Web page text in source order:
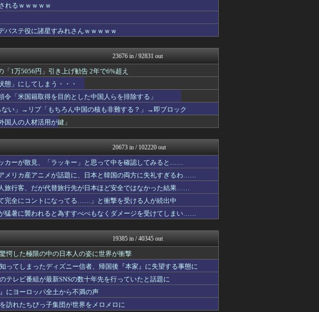
らしています
元が違うと話題に
おたくみくす 声優まとめ
クで涙… 見逃してい...
watch＠２ちゃんねる
資格ちゃんねる
果ｗｗｗｗｗｗｗ...
えっ!?またここのサイト?
ぐら速 -声優まとめ速報-
軍国主義と批判！
軍事・ミリタリー速報☆彡
を追跡中、公表まで...
まとめたニュース
いたしん！
2...
虎速
ヨナラ！破竹の8連...
わーすぽ 海外の反応
億円で加入
れぐらい打ってほし...
おうまがタイムズ
ニ、ネオジオミニ
カンダタ速報
妹はVIPPER
個も届いてしまい...
かぞくちゃんねる
ｗｗ
ぴこ速(〃'∇'〃)？
ミニ、ネオジオミニ...
げぇ速
あらまめ2ch
電気になったな
原神速報 | GENSHI...
育児板拾い読み
る事が分かっ...
うwwwwwwww...
キニ速
てる。いくら税金払っ...
アルファルファモザイク＠ネ...
・...
スターライト速報 -遊戯王...
ぶる速-VIP
９６０人の観客が国...
ネラーボイス
コレwwww
キスログ
れるｗｗｗｗｗ
バステ役に諸星すみれさんｗｗｗｗｗ
23676 in / 92831 out
「1万5056円」引き上げ勧告 2年で6%超え
態」にしてしまう・・・
「米国籍取得を目的とした中国人らを排除する」
ない」→リプ「もちろん中国の核も非難する？」→即ブロック
国人の人材活用が鍵」
20673 in / 102220 out
カーが散見、「ラッキー」と思って中を確認してみると……
メリカ産アニメが話題に、日本と韓国の両方に失礼すぎるわ……
旅行客、だが代替旅行先が日本ほど安全ではなかった結果……
完全にコントになってる……」と衝撃を受ける人が続出中
猛暑に襲われると為すすべべもなくダメージを受けてしまい……
19385 in / 40345 out
愕した極限の中の日本人の姿に世界が衝撃
てしまったディズニー信者、帰国後『本家』に失望する事態に
レビ番組が最新SNSの数十年先を行っていたと話題に
にヨーロッパ全土から不満の声
訪れたちびっ子集団が世界をメロメロに